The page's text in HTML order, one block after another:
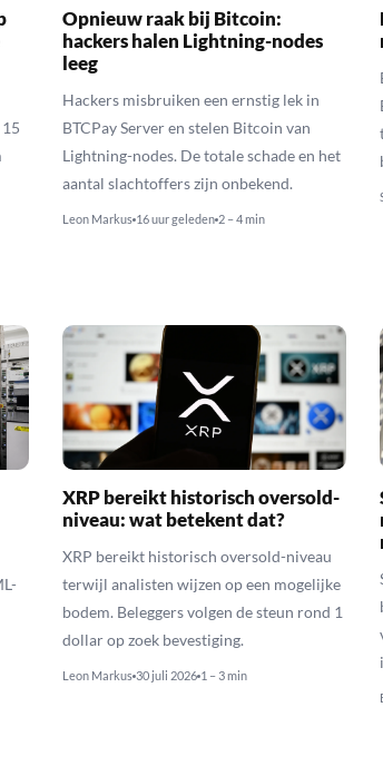
Opnieuw raak bij Bitcoin:
hackers halen Lightning-nodes
leeg
Hackers misbruiken een ernstig lek in
BTCPay Server en stelen Bitcoin van
Lightning-nodes. De totale schade en het
aantal slachtoffers zijn onbekend.
Leon Markus 16 uur geleden 2 – 4 min
XRP bereikt historisch oversold-
niveau: wat betekent dat?
XRP bereikt historisch oversold-niveau
terwijl analisten wijzen op een mogelijke
bodem. Beleggers volgen de steun rond 1
dollar op zoek bevestiging.
Leon Markus 30 juli 2026 1 – 3 min